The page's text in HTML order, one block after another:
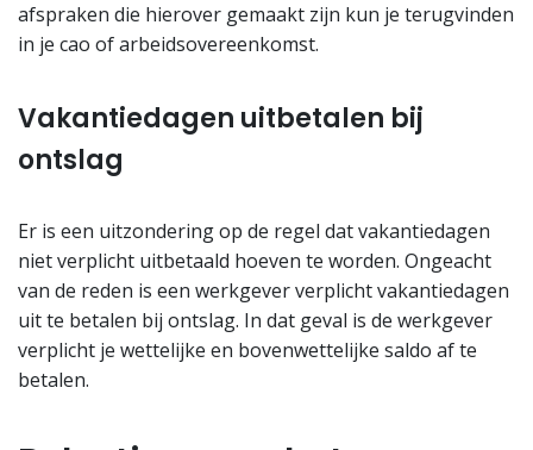
afspraken die hierover gemaakt zijn kun je terugvinden
in je cao of arbeidsovereenkomst.
Vakantiedagen uitbetalen bij
ontslag
Er is een uitzondering op de regel dat vakantiedagen
niet verplicht uitbetaald hoeven te worden. Ongeacht
van de reden is een werkgever verplicht vakantiedagen
uit te betalen bij ontslag. In dat geval is de werkgever
verplicht je wettelijke en bovenwettelijke saldo af te
betalen.